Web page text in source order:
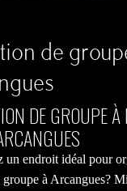
de
DE GROUPE
un endroit idéal pour
groupe à Arcangues?